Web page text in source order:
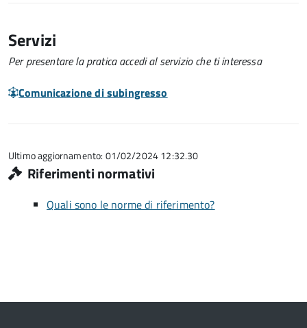
Servizi
Per presentare la pratica accedi al servizio che ti interessa
Comunicazione di subingresso
Ultimo aggiornamento: 01/02/2024 12:32.30
Riferimenti normativi
Quali sono le norme di riferimento?